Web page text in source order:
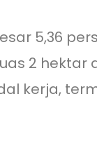
5,36
2 hektar
kerja,